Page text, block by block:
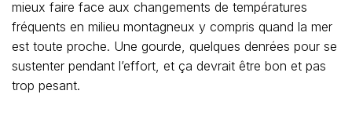
mieux faire face aux changements de températures
fréquents en milieu montagneux y compris quand la mer
est toute proche. Une gourde, quelques denrées pour se
sustenter pendant l’effort, et ça devrait être bon et pas
trop pesant.